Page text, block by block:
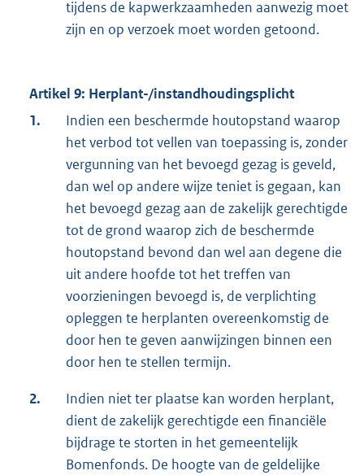
tijdens de kapwerkzaamheden aanwezig moet
zijn en op verzoek moet worden getoond.
Artikel 9: Herplant-/instandhoudingsplicht
1.
Indien een beschermde houtopstand waarop
het verbod tot vellen van toepassing is, zonder
vergunning van het bevoegd gezag is geveld,
dan wel op andere wijze teniet is gegaan, kan
het bevoegd gezag aan de zakelijk gerechtigde
tot de grond waarop zich de beschermde
houtopstand bevond dan wel aan degene die
uit andere hoofde tot het treffen van
voorzieningen bevoegd is, de verplichting
opleggen te herplanten overeenkomstig de
door hen te geven aanwijzingen binnen een
door hen te stellen termijn.
2.
Indien niet ter plaatse kan worden herplant,
dient de zakelijk gerechtigde een financiële
bijdrage te storten in het gemeentelijk
Bomenfonds. De hoogte van de geldelijke